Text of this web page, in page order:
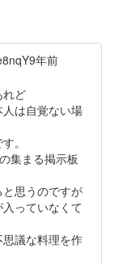
9年前
ど
は自覚ない場
。
集まる掲示板
思うのですが
っていなくて
議な料理を作